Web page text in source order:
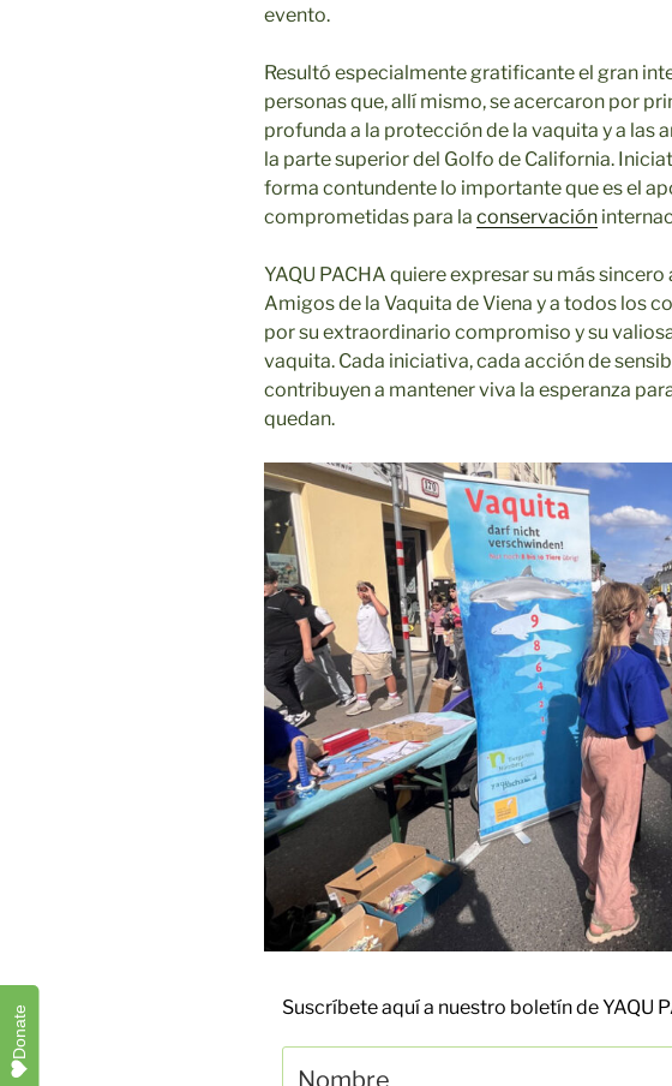
evento.
Resultó especialmente gratificante el gran
personas que, allí mismo, se acercaron por
profunda a la protección de la vaquita y a las
la parte superior del Golfo de California.
forma contundente lo importante que es el
comprometidas para la conservación
YAQU PACHA quiere expresar su más
Amigos de la Vaquita de Viena y a todos los
por su extraordinario compromiso y su
vaquita. Cada iniciativa, cada acción de
contribuyen a mantener viva la esperanza
quedan.
Suscríbete aquí a nuestro boletín de YAQU
Donate